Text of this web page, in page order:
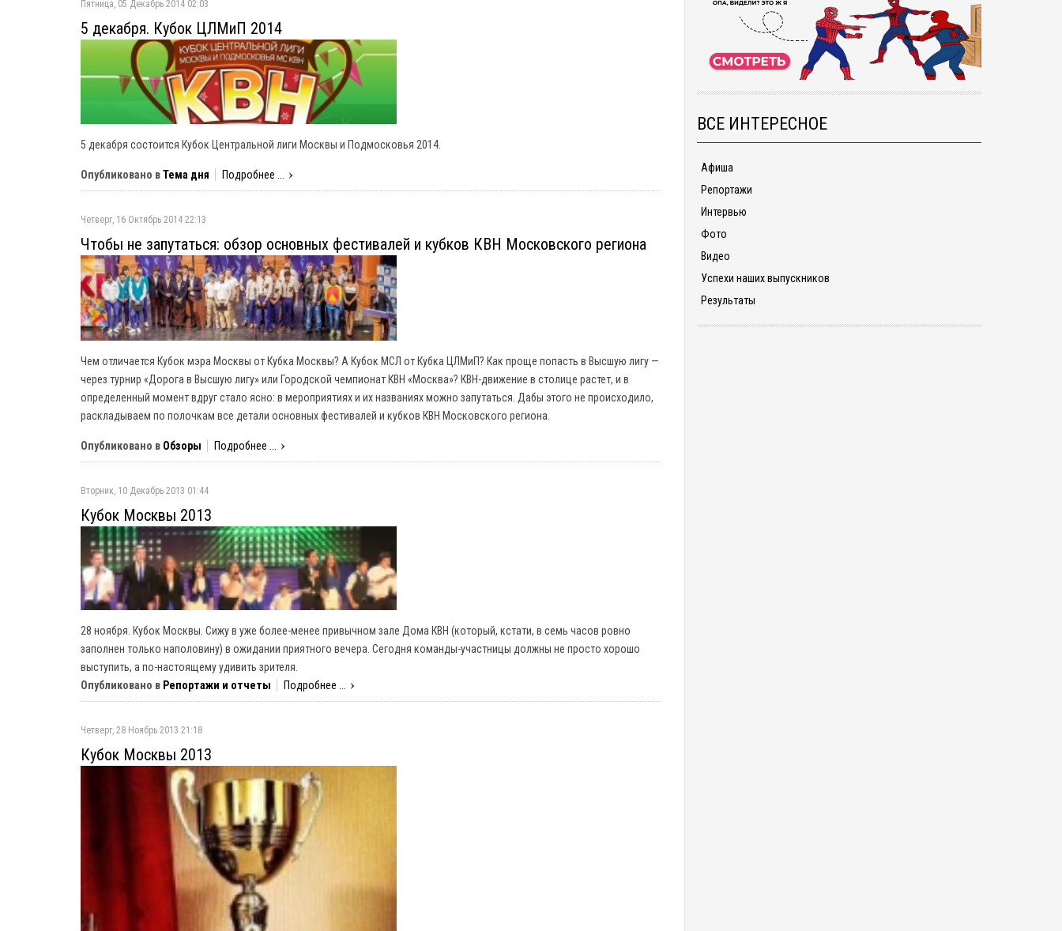
Пятница, 05 Декабрь 2014 02:03
5 декабря. Кубок ЦЛМиП 2014
5 декабря состоится Кубок Центральной лиги Москвы и Подмосковья 2014.
Опубликовано вТема дня Подробнее ...
Четверг, 16 Октябрь 2014 22:13
Чтобы не запутаться: обзор основных фестивалей и кубков КВН Московского региона
Чем отличается Кубок мэра Москвы от Кубка Москвы? А Кубок МСЛ от Кубка ЦЛМиП? Как проще попасть в Высшую лигу —
через турнир «Дорога в Высшую лигу» или Городской чемпионат КВН «Москва»? КВН-движение в столице растет, и в
определенный момент вдруг стало ясно: в мероприятиях и их названиях можно запутаться. Дабы этого не происходило,
раскладываем по полочкам все детали основных фестивалей и кубков КВН Московского региона.
Опубликовано в Обзоры Подробнее ...
Вторник, 10 Декабрь 2013 01:44
Кубок Москвы 2013
28 ноября. Кубок Москвы. Сижу в уже более-менее привычном зале Дома КВН (который, кстати, в семь часов ровно
заполнен только наполовину) в ожидании приятного вечера. Сегодня команды-участницы должны не просто хорошо
выступить, а по-настоящему удивить зрителя.
Опубликовано в Репортажи и отчеты Подробнее ...
Четверг, 28 Ноябрь 2013 21:18
Кубок Москвы 2013
ВСЕ ИНТЕРЕСНОЕ
Афиша
Репортажи
Интервью
Фото
Видео
Успехи наших выпускников
Результаты